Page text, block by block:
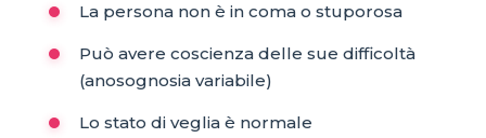
La persona non è in coma o stuporosa
Può avere coscienza delle sue difficoltà
(anosognosia variabile)
Lo stato di veglia è normale